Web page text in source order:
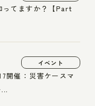
てますか？【Part
イベント
開催：災害ケースマ